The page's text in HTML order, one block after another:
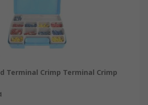
Terminal Crimp Terminal Crimp